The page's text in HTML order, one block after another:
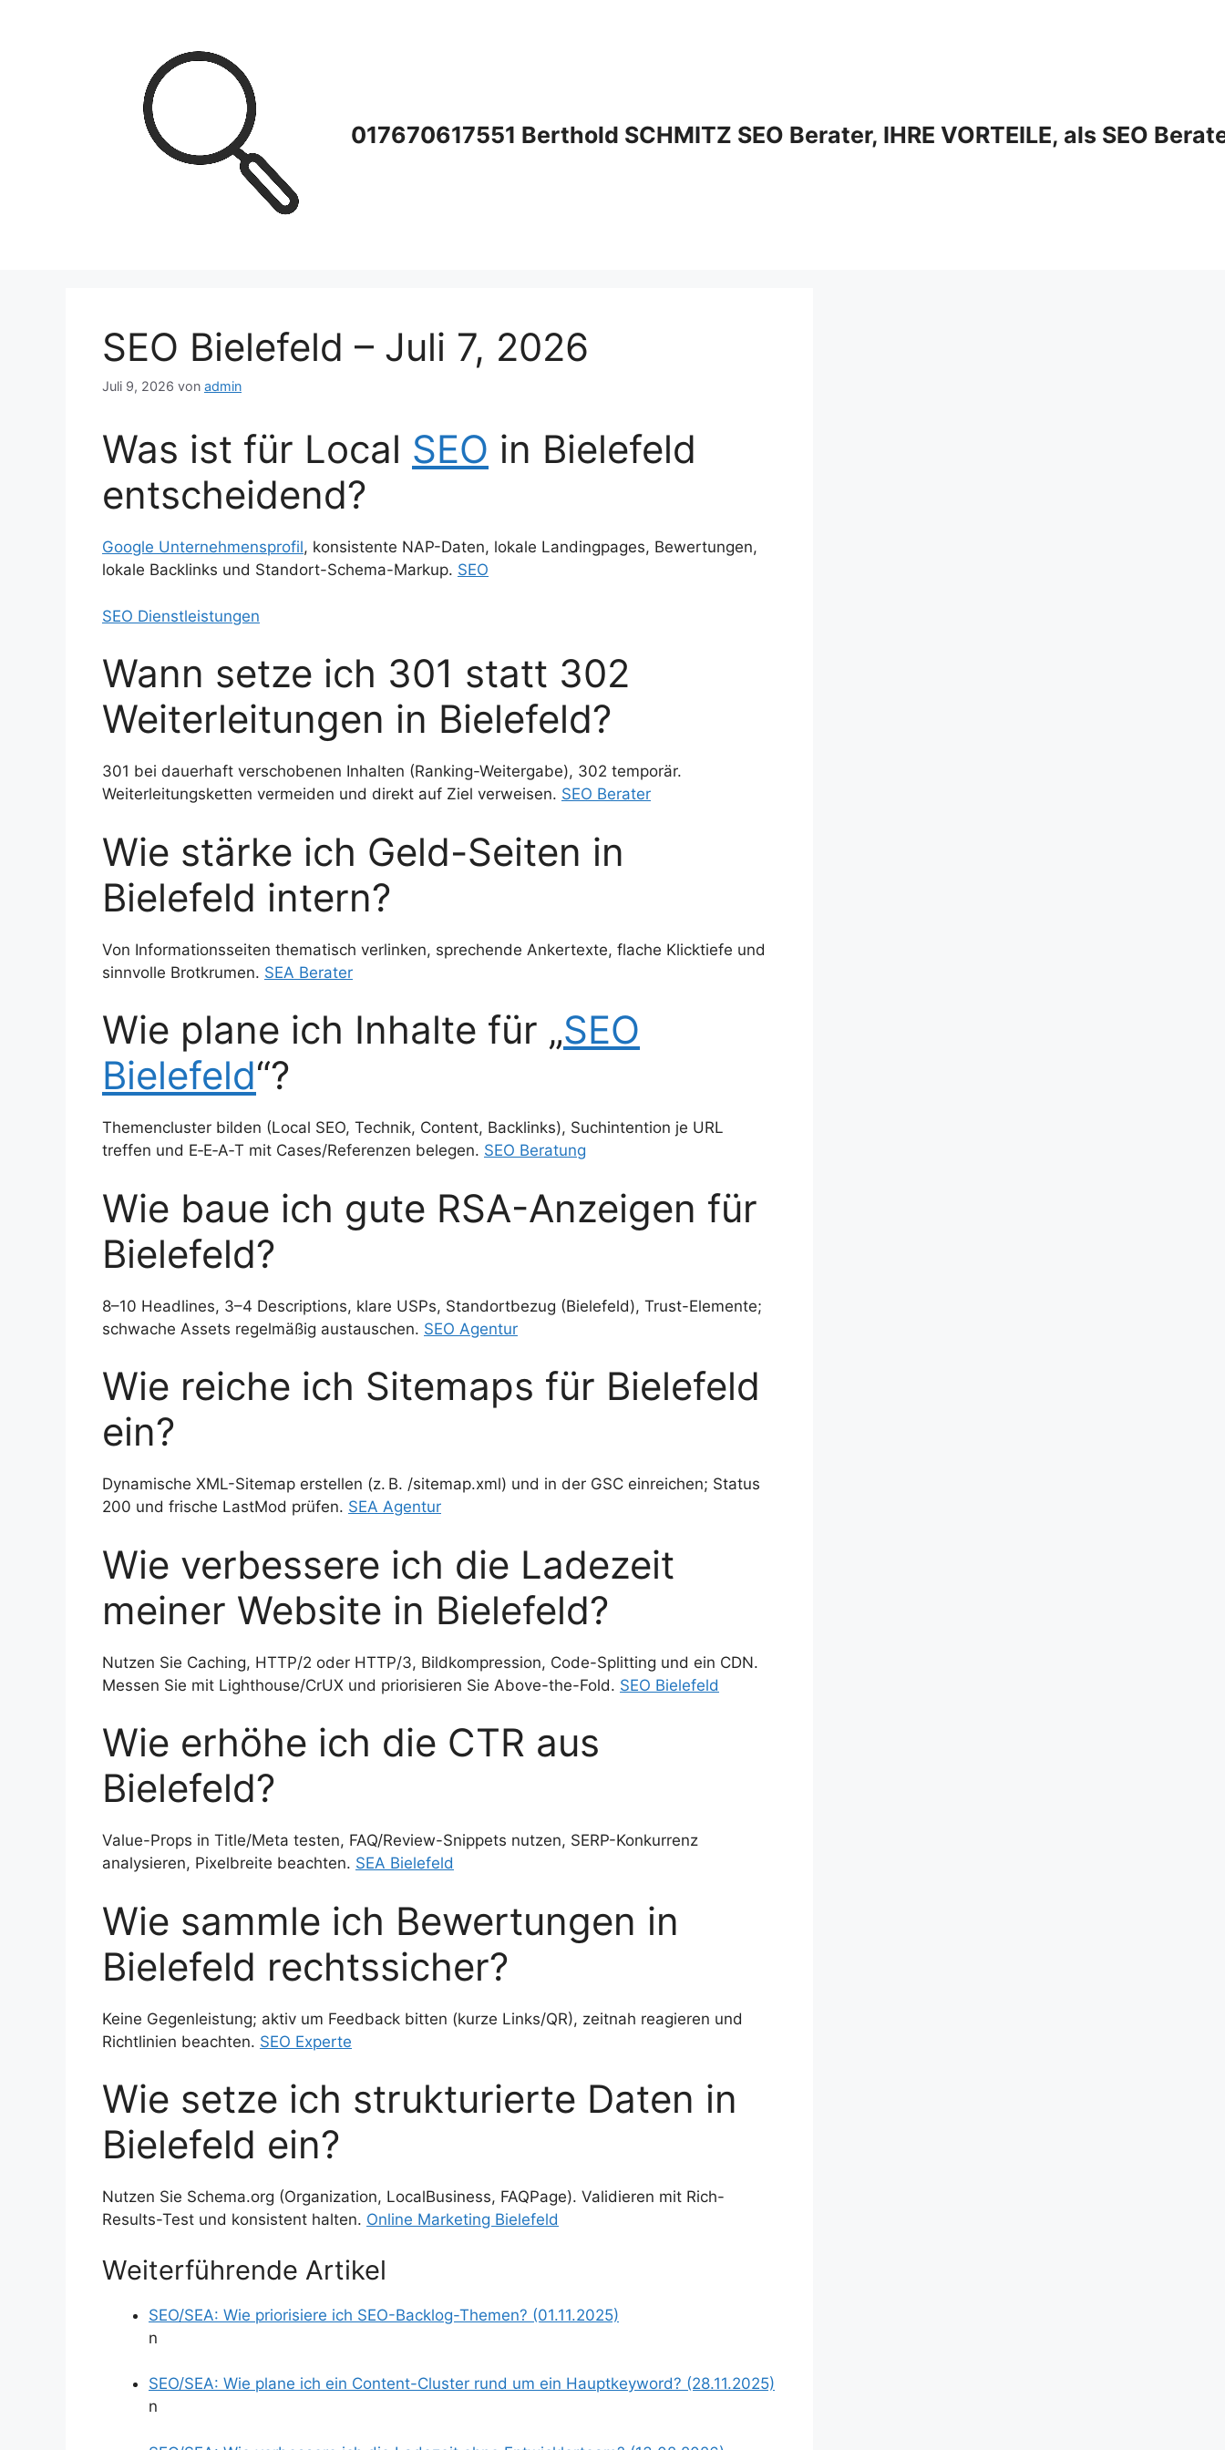
017670617551 Berthold SCHMITZ SEO Berater, IHRE VORTEILE, als SEO
SEO Bielefeld – Juli 7, 2026
Juli 9, 2026 von admin
Was ist für Local SEO in Bielefeld
entscheidend?
Google Unternehmensprofil, konsistente NAP-Daten, lokale Landingpages, Bewertungen,
lokale Backlinks und Standort-Schema-Markup. SEO
SEO Dienstleistungen
Wann setze ich 301 statt 302
Weiterleitungen in Bielefeld?
301 bei dauerhaft verschobenen Inhalten (Ranking-Weitergabe), 302 temporär.
Weiterleitungsketten vermeiden und direkt auf Ziel verweisen. SEO Berater
Wie stärke ich Geld-Seiten in
Bielefeld intern?
Von Informationsseiten thematisch verlinken, sprechende Ankertexte, flache Klicktiefe und
sinnvolle Brotkrumen. SEA Berater
Wie plane ich Inhalte für „SEO
Bielefeld“?
Themencluster bilden (Local SEO, Technik, Content, Backlinks), Suchintention je URL
treffen und E‑E‑A‑T mit Cases/Referenzen belegen. SEO Beratung
Wie baue ich gute RSA-Anzeigen für
Bielefeld?
8–10 Headlines, 3–4 Descriptions, klare USPs, Standortbezug (Bielefeld), Trust-Elemente;
schwache Assets regelmäßig austauschen. SEO Agentur
Wie reiche ich Sitemaps für Bielefeld
ein?
Dynamische XML-Sitemap erstellen (z. B. /sitemap.xml) und in der GSC einreichen; Status
200 und frische LastMod prüfen. SEA Agentur
Wie verbessere ich die Ladezeit
meiner Website in Bielefeld?
Nutzen Sie Caching, HTTP/2 oder HTTP/3, Bildkompression, Code-Splitting und ein CDN.
Messen Sie mit Lighthouse/CrUX und priorisieren Sie Above-the-Fold. SEO Bielefeld
Wie erhöhe ich die CTR aus
Bielefeld?
Value-Props in Title/Meta testen, FAQ/Review-Snippets nutzen, SERP-Konkurrenz
analysieren, Pixelbreite beachten. SEA Bielefeld
Wie sammle ich Bewertungen in
Bielefeld rechtssicher?
Keine Gegenleistung; aktiv um Feedback bitten (kurze Links/QR), zeitnah reagieren und
Richtlinien beachten. SEO Experte
Wie setze ich strukturierte Daten in
Bielefeld ein?
Nutzen Sie Schema.org (Organization, LocalBusiness, FAQPage). Validieren mit Rich-
Results-Test und konsistent halten. Online Marketing Bielefeld
Weiterführende Artikel
SEO/SEA: Wie priorisiere ich SEO-Backlog-Themen? (01.11.2025)
n
SEO/SEA: Wie plane ich ein Content-Cluster rund um ein Hauptkeyword? (28.11.2025)
n